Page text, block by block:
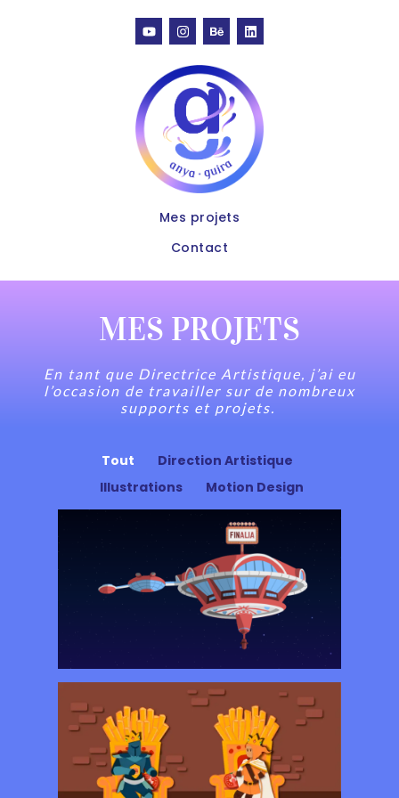
Mes projets
Contact
MES PROJETS
En tant que Directrice Artistique, j’ai eu
l’occasion de travailler sur de nombreux
supports et projets.
Tout
Direction Artistique
Illustrations
Motion Design